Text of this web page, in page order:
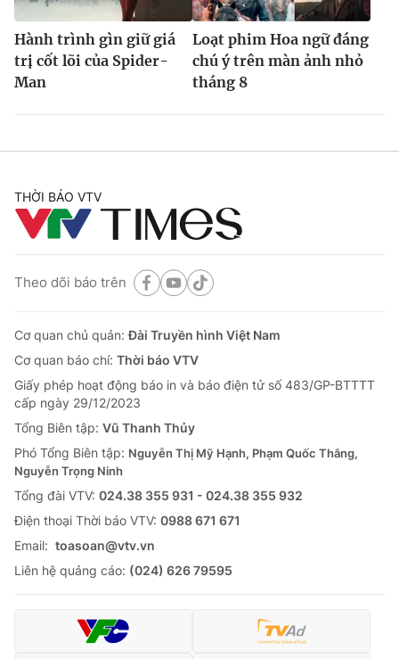
Hành trình gìn giữ giá
trị cốt lõi của Spider-
Man
Loạt phim Hoa ngữ đáng
chú ý trên màn ảnh nhỏ
tháng 8
THỜI BÁO VTV
Theo dõi báo trên
Cơ quan chủ quản:Đài Truyền hình Việt Nam
Cơ quan báo chí: Thời báo VTV
Giấy phép hoạt động báo in và báo điện tử số 483/GP-BTTTT
cấp ngày 29/12/2023
Tổng Biên tập: Vũ Thanh Thủy
Phó Tổng Biên tập: Nguyễn Thị Mỹ Hạnh, Phạm Quốc Thắng,
Nguyễn Trọng Ninh
Tổng đài VTV: 024.38 355 931 - 024.38 355 932
Ðiện thoại Thời báo VTV: 0988 671 671
Email: toasoan@vtv.vn
Liên hệ quảng cáo: (024) 626 79595